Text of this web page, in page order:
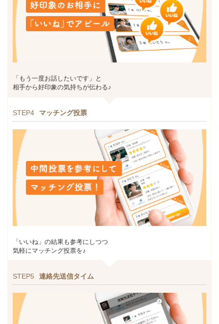
「もう一度お話したいです」と
相手から好印象の気持ちが伝わる♪
STEP4 マッチング投票
「いいね」の結果も参考にしつつ
気軽にマッチング投票を♪
STEP5 連絡先送信タイム